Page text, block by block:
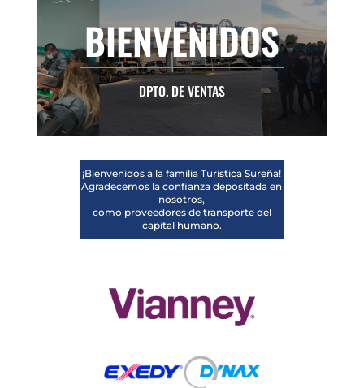
BIENVENIDOS
DPTO. DE VENTAS
¡Bienvenidos a la familia Turistica Sureña!
Agradecemos la confianza depositada en
nosotros,
como proveedores de transporte del
capital humano.